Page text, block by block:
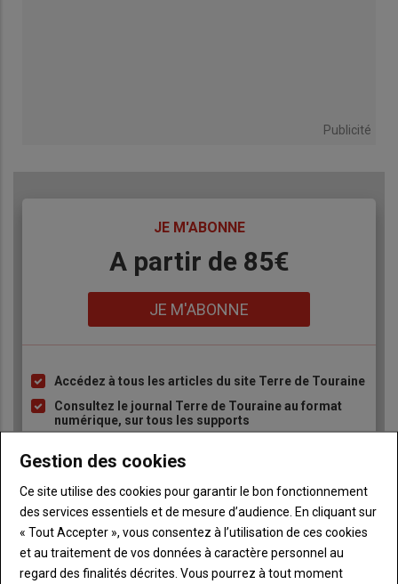
Publicité
JE M'ABONNE
A partir de 85€
JE M'ABONNE
Liste
à
puce
Accédez à tous les articles du site Terre de Touraine
Consultez le journal Terre de Touraine au format
numérique, sur tous les supports
newsletter du journal Terre de Touraine
Gestion des cookies
Ce site utilise des cookies pour garantir le bon fonctionnement
des services essentiels et de mesure d’audience. En cliquant sur
« Tout Accepter », vous consentez à l’utilisation de ces cookies
et au traitement de vos données à caractère personnel au
regard des finalités décrites. Vous pourrez à tout moment